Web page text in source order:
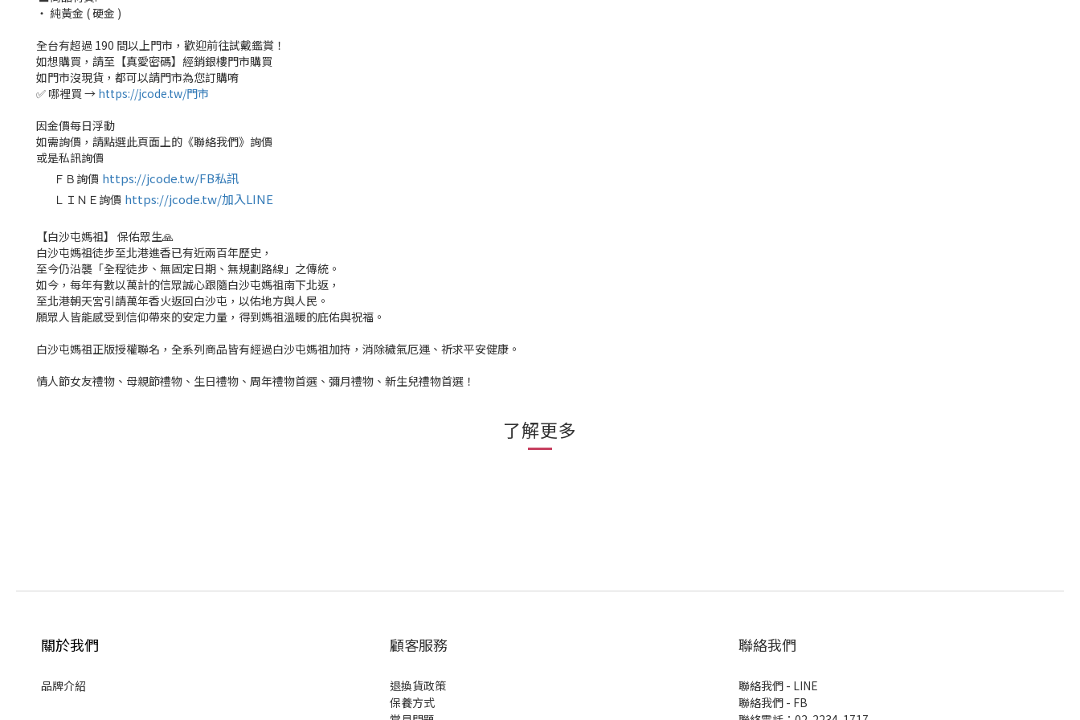
‧ 純黃金 ( 硬金 )
全台有超過 190 間以上門市，歡迎前往試戴鑑賞！
如想購買，請至【真愛密碼】經銷銀樓門市購買
如門市沒現貨，都可以請門市為您訂購唷
✅ 哪裡買 → https://jcode.tw/門市
因金價每日浮動
如需詢價，請點選此頁面上的《聯絡我們》詢價
或是私訊詢價
ＦＢ詢價 https://jcode.tw/FB私訊
ＬＩＮＥ詢價 https://jcode.tw/加入LINE
【白沙屯媽祖】 保佑眾生🙏
白沙屯媽祖徒步至北港進香已有近兩百年歷史，
至今仍沿襲「全程徒步、無固定日期、無規劃路線」之傳統。
如今，每年有數以萬計的信眾誠心跟隨白沙屯媽祖南下北返，
至北港朝天宮引請萬年香火返回白沙屯，以佑地方與人民。
願眾人皆能感受到信仰帶來的安定力量，得到媽祖溫暖的庇佑與祝福。
白沙屯媽祖正版授權聯名，全系列商品皆有經過白沙屯媽祖加持，消除穢氣厄運、祈求平安健康。
情人節女友禮物、母親節禮物、生日禮物、周年禮物首選、彌月禮物、新生兒禮物首選！
了解更多
關於我們
品牌介紹
顧客服務
退換貨政策
保養方式
聯絡我們
聯絡我們 - LINE
聯絡我們 - FB